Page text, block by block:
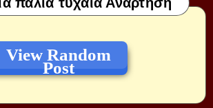
View Random
Post